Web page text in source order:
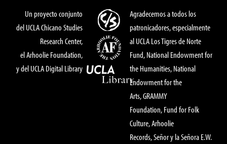
Un proyecto conjunto
del UCLA Chicano Studies
Research Center,
el Arhoolie Foundation,
y del UCLA Digital Library
Agradecemos a todos los
patronicadores, especialmente
al UCLA Los Tigres de Norte
Fund, National Endowment for
the Humanities, National
Endowment for the
Arts, GRAMMY
Foundation, Fund for Folk
Culture, Arhoolie
Records, Señor y la Señora E.W.